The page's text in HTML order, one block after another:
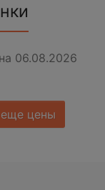
06.08.2026
еще цены